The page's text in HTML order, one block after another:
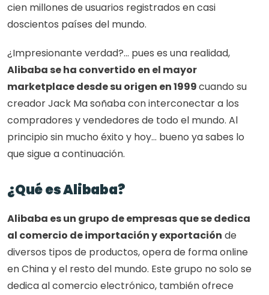
cien millones de usuarios registrados en casi
doscientos países del mundo.
¿Impresionante verdad?... pues es una realidad,
Alibaba se ha convertido en el mayor
marketplace desde su origen en 1999 cuando su
creador Jack Ma soñaba con interconectar a los
compradores y vendedores de todo el mundo. Al
principio sin mucho éxito y hoy… bueno ya sabes lo
que sigue a continuación.
¿Qué es Alibaba?
Alibaba es un grupo de empresas que se dedica
al comercio de importación y exportación de
diversos tipos de productos, opera de forma online
en China y el resto del mundo. Este grupo no solo se
dedica al comercio electrónico, también ofrece